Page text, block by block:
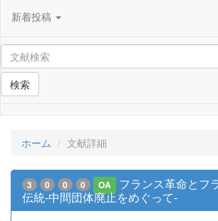
新着投稿
検索
ホーム 文献詳細
3 0 0 0 OA
フランス革命とフ
伝統-中間団体廃止をめぐって-